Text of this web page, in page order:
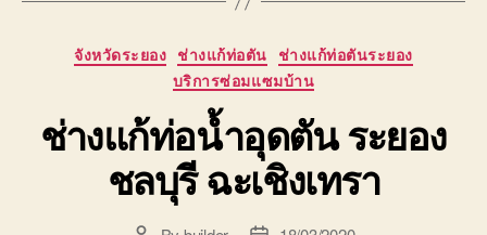
Categories
จังหวัดระยอง ช่างแก้ท่อตัน ช่างแก้ท่อตันระยอง
บริการซ่อมแซมบ้าน
ช่างแก้ท่อน้ำอุดตัน ระยอง
ชลบุรี ฉะเชิงเทรา